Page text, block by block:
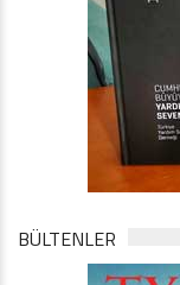
BÜLTENLER